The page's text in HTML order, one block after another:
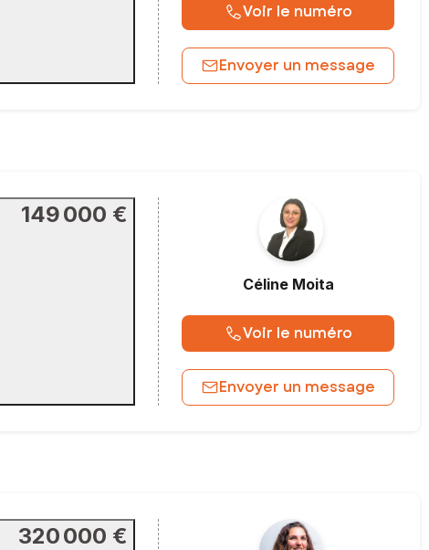
Voir le numéro
Envoyer un message
149 000 €
Céline Moita
Voir le numéro
Envoyer un message
320 000 €